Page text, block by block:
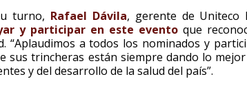
turno, Rafael Dávila, gerente de Uniteco
y participar en este evento que
“Aplaudimos a todos los nominados y
sus trincheras están siempre dando lo
y del desarrollo de la salud del país”.